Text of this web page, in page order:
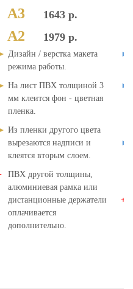
А3 1643 р.
А2 1979 р.
Дизайн / верстка макета
режима работы.
На лист ПВХ толщиной 3
мм клеится фон - цветная
пленка.
Из пленки другого цвета
вырезаются надписи и
клеятся вторым слоем.
ПВХ другой толщины,
алюминиевая рамка или
дистанционные держатели
оплачивается
дополнительно.